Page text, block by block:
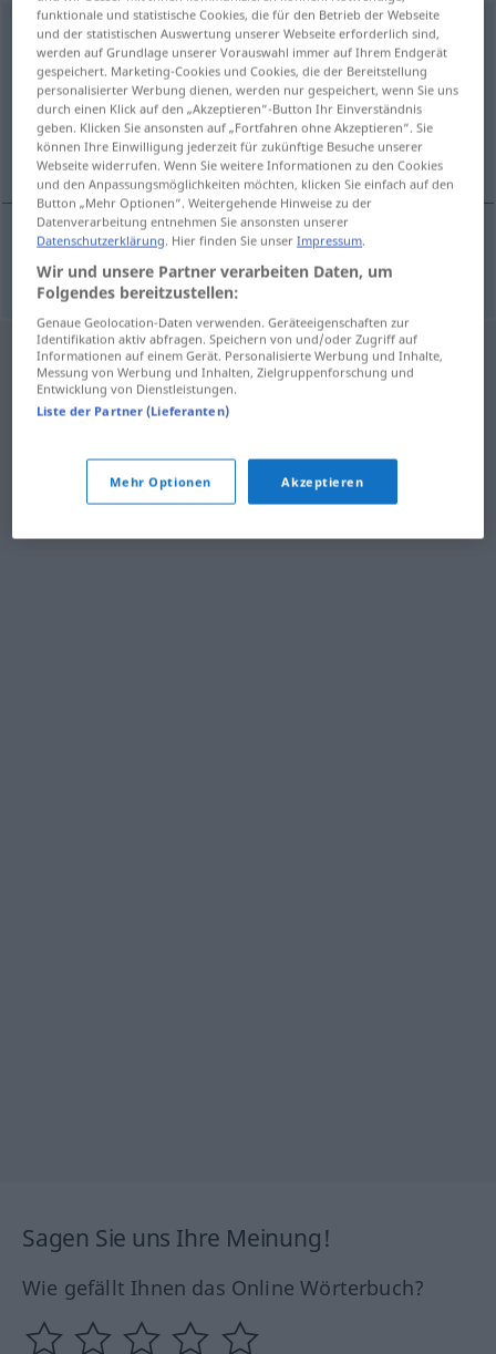
DVD-Laufwerkn
Übersicht aller Übersetzungen
(Für mehr Details die Übersetzung anklicken/antippen)
μονάδα DVD
μονάδαfDVD DVD-Laufwerk
Sagen Sie uns Ihre Meinung!
Wie gefällt Ihnen das Online Wörterbuch?
funktionale und statistische Cookies, die für den Betrieb der Webseite
und der statistischen Auswertung unserer Webseite erforderlich sind,
werden auf Grundlage unserer Vorauswahl immer auf Ihrem Endgerät
gespeichert. Marketing-Cookies und Cookies, die der Bereitstellung
personalisierter Werbung dienen, werden nur gespeichert, wenn Sie uns
durch einen Klick auf den „Akzeptieren“-Button Ihr Einverständnis
geben. Klicken Sie ansonsten auf „Fortfahren ohne Akzeptieren“. Sie
können Ihre Einwilligung jederzeit für zukünftige Besuche unserer
Webseite widerrufen. Wenn Sie weitere Informationen zu den Cookies
und den Anpassungsmöglichkeiten möchten, klicken Sie einfach auf den
Button „Mehr Optionen“. Weitergehende Hinweise zu der
Datenverarbeitung entnehmen Sie ansonsten unserer
Datenschutzerklärung. Hier finden Sie unserImpressum.
Wir und unsere Partner verarbeiten Daten, um
Folgendes bereitzustellen:
Genaue Geolocation-Daten verwenden. Geräteeigenschaften zur
Identifikation aktiv abfragen. Speichern von und/oder Zugriff auf
Informationen auf einem Gerät. Personalisierte Werbung und Inhalte,
Messung von Werbung und Inhalten, Zielgruppenforschung und
Entwicklung von Dienstleistungen.
Liste der Partner (Lieferanten)
Mehr Optionen Akzeptieren